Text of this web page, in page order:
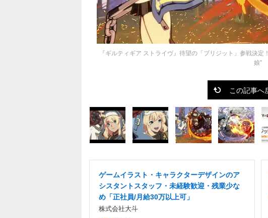
『ギルティギア ストライヴ』待望の「ブリジット」参戦決
娘”
この記事へ
ゲームイラスト・キャラクターデザインのア
シスタントスタッフ・未経験歓迎・残業少な
め「正社員/月給30万以上可」
株式会社大斗